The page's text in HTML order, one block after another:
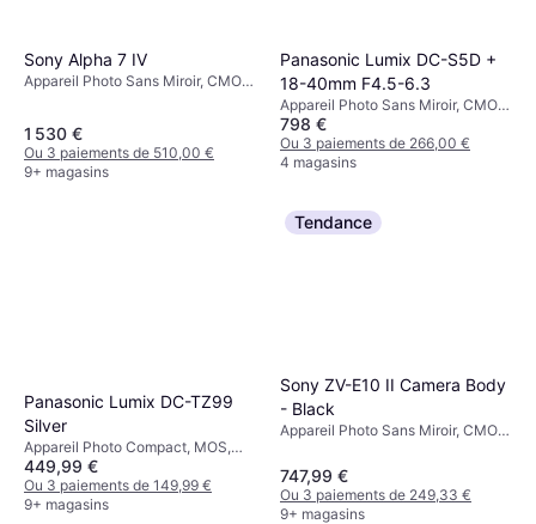
Sony Alpha 7 IV
Appareil Photo Sans Miroir, CMOS,
Detection
1 530 €
Ou 3 paiements de 510,00 €
9+ magasins
Panasonic Lumix DC-S5D +
18-40mm F4.5-6.3
Appareil Photo Sans Miroir, CMOS,
Full Frame (35mm), 24.2 MP, Face
Detection, Continuous Drive,
PictBridge, 714g
798 €
Ou 3 paiements de 266,00 €
4 magasins
Panasonic Lumix DC-TZ99
Silver
Appareil Photo Compact, MOS,
1/2.3, 20.3 MP, Continuous Drive,
Face Detection, 322g
449,99 €
Ou 3 paiements de 149,99 €
9+ magasins
Tendance
Sony ZV-E10 II Camera Body
- Black
Appareil Photo Sans Miroir, CMOS,
Continuous Drive, 377g
747,99 €
Ou 3 paiements de 249,33 €
9+ magasins